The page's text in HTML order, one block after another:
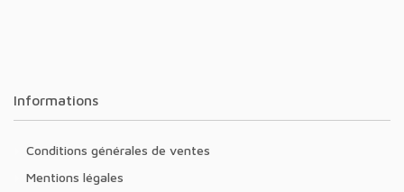
Informations
Conditions générales de ventes
Mentions légales